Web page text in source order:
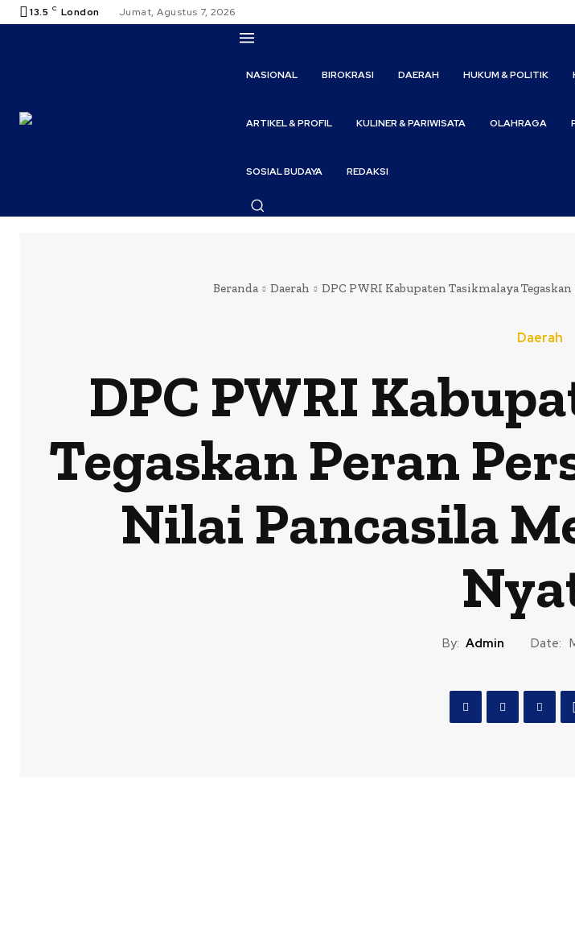
13.5 C London Jumat, Agustus 7, 2026
NASIONAL BIROKRASI DAERAH HUKUM & POLITIK
ARTIKEL & PROFIL KULINER & PARIWISATA OLAHRAGA
SOSIAL BUDAYA REDAKSI
Beranda Daerah DPC PWRI Kabupaten Tasikmalaya
Daerah
DPC PWRI
Tegaskan Peran
Nilai Pancasila
By: Admin Date: